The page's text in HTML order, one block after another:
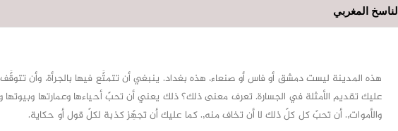
الناسخ المغربي
هذه المدينة ليست دمشق أو فاس أو صنعاء، هذه بغداد. ينبغي أن تتمتَّع فيها بالجرأة، وأن
عليك تقديم الأمثلة في الجسارة. تعرف معنى ذلك؟ ذلك يعني أن تحبّ أحياءها وعمارتها وبيوتها
والأموات,. أن تحبّ كل كلّ ذلك لا أن تخاف منه,. كما عليك أن تجهِّز كذبة لكلّ قول أو حكاية.